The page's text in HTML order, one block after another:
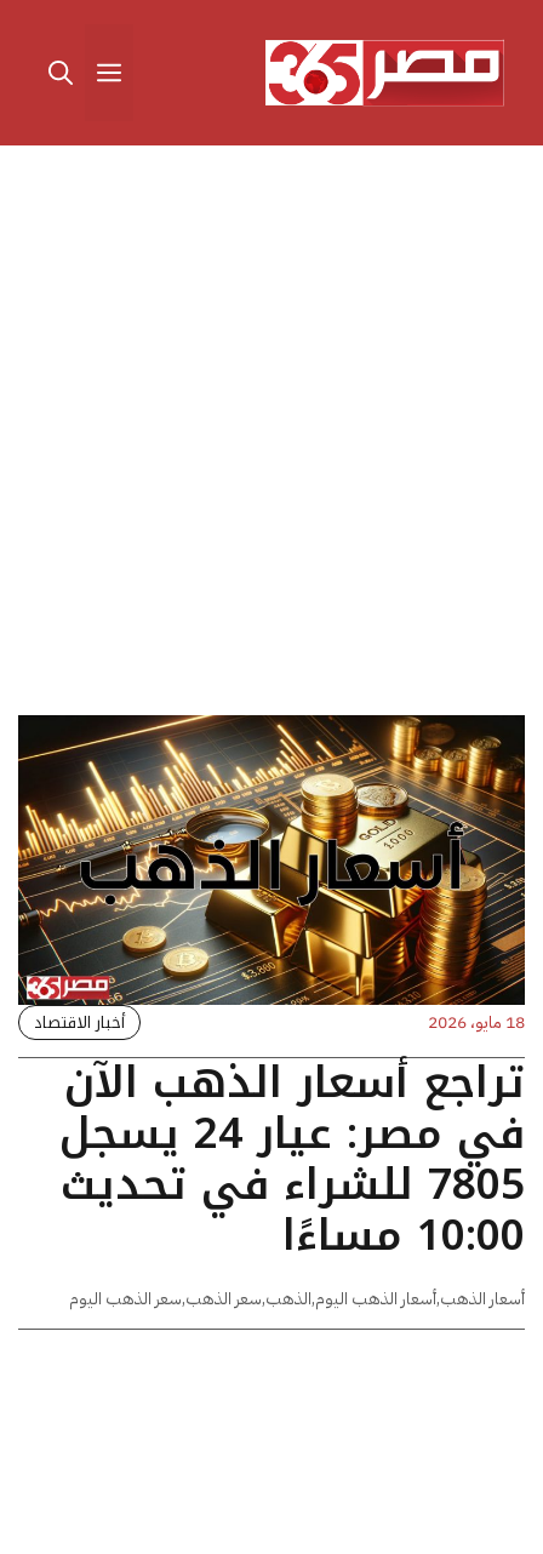
المحتوى القائمة
18 مايو، 2026 أخبار الاقتصاد
تراجع أسعار الذهب الآن
في مصر: عيار 24 يسجل
7805 للشراء في تحديث
10:00 مساءًا
أسعار الذهب,أسعار الذهب اليوم,الذهب,سعر الذهب,سعر الذهب اليوم